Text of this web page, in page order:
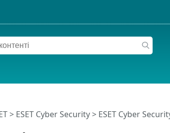
> ESET Cyber Security> ESET Cyber